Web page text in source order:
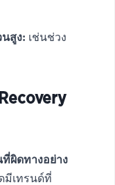
สูง: เช่นช่วง
ที่ผิดทางอย่าง
มีเทรนด์ที่